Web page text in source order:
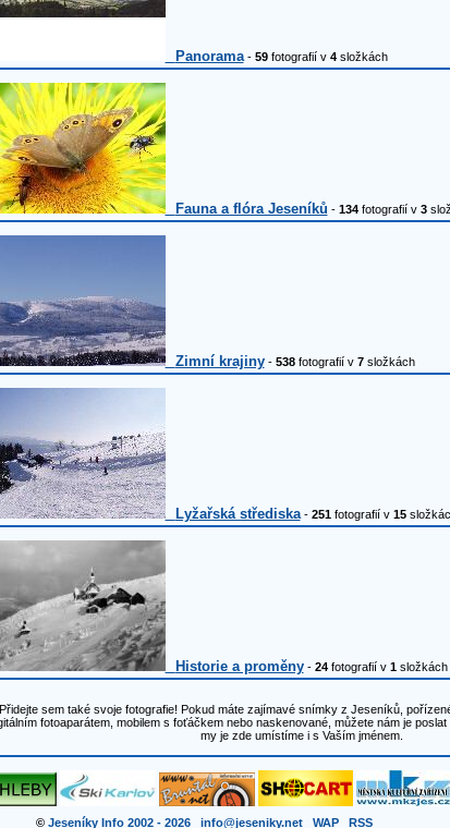
Panorama- 59fotografií v 4složkách
Fauna a flóra Jeseníků - 134fotografií v 3
Zimní krajiny- 538fotografií v 7složkách
Lyžařská střediska- 251fotografií v 15
Historie a proměny- 24fotografií v 1složkách
Přidejte sem také svoje fotografie! Pokud máte zajímavé snímky z Jeseníků,
fotoaparátem, mobilem s foťáčkem nebo naskenované, můžete nám je poslat
my je zde umístíme i s Vaším jménem.
© Jeseníky Info 2002 - 2026 info@jeseniky.net WAP RSS